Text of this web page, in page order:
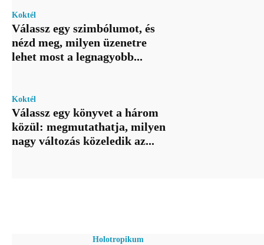
Koktél
Válassz egy szimbólumot, és
nézd meg, milyen üzenetre
lehet most a legnagyobb...
Koktél
Válassz egy könyvet a három
közül: megmutathatja, milyen
nagy változás közeledik az...
Holotropikum